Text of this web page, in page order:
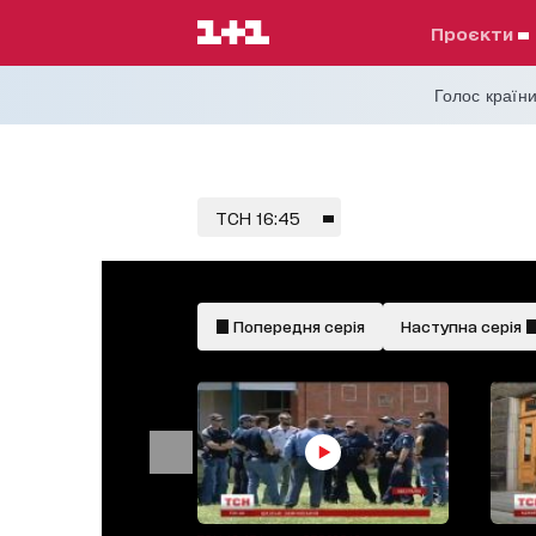
проєкти
Голос
ТСН 16:45
Попередня серія Наступна серія